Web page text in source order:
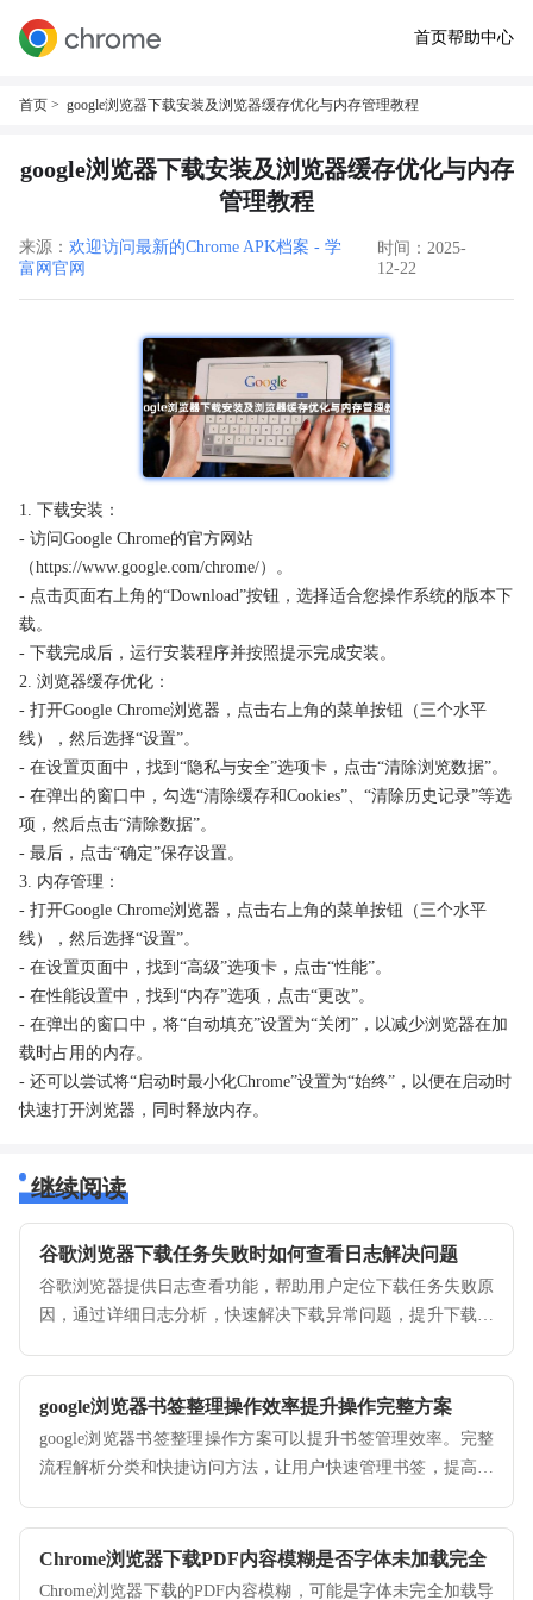
首页帮助中心
首页 > google浏览器下载安装及浏览器缓存优化与内存管理教程
google浏览器下载安装及浏览器缓存优化与内存
管理教程
来源： 欢迎访问最新的Chrome APK档案 - 学
富网官网
时间：2025-
12-22
1. 下载安装：
- 访问Google Chrome的官方网站
（https://www.google.com/chrome/）。
- 点击页面右上角的“Download”按钮，选择适合您操作系统的版本下
载。
- 下载完成后，运行安装程序并按照提示完成安装。
2. 浏览器缓存优化：
- 打开Google Chrome浏览器，点击右上角的菜单按钮（三个水平
线），然后选择“设置”。
- 在设置页面中，找到“隐私与安全”选项卡，点击“清除浏览数据”。
- 在弹出的窗口中，勾选“清除缓存和Cookies”、“清除历史记录”等选
项，然后点击“清除数据”。
- 最后，点击“确定”保存设置。
3. 内存管理：
- 打开Google Chrome浏览器，点击右上角的菜单按钮（三个水平
线），然后选择“设置”。
- 在设置页面中，找到“高级”选项卡，点击“性能”。
- 在性能设置中，找到“内存”选项，点击“更改”。
- 在弹出的窗口中，将“自动填充”设置为“关闭”，以减少浏览器在加
载时占用的内存。
- 还可以尝试将“启动时最小化Chrome”设置为“始终”，以便在启动时
快速打开浏览器，同时释放内存。
继续阅读
谷歌浏览器下载任务失败时如何查看日志解决问题
谷歌浏览器提供日志查看功能，帮助用户定位下载任务失败原
因，通过详细日志分析，快速解决下载异常问题，提升下载成
google浏览器书签整理操作效率提升操作完整方案
google浏览器书签整理操作方案可以提升书签管理效率。完整
流程解析分类和快捷访问方法，让用户快速管理书签，提高使
Chrome浏览器下载PDF内容模糊是否字体未加载完全
Chrome浏览器下载的PDF内容模糊，可能是字体未完全加载导